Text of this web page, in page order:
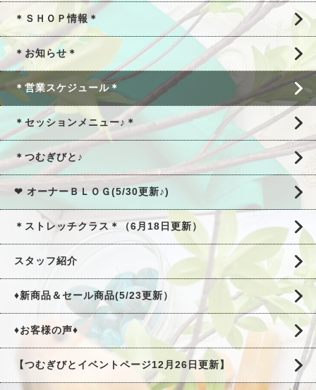
＊ＳＨＯＰ情報＊
＊お知らせ＊
＊営業スケジュール＊
＊セッションメニュー♪＊
＊つむぎびと♪
❤ オーナーＢＬＯＧ(5/30更新♪)
＊ストレッチクラス＊（6月18日更新）
スタッフ紹介
♦新商品＆セール商品(5/23更新）
♦お客様の声♦
【つむぎびとイベントページ12月26日更新】